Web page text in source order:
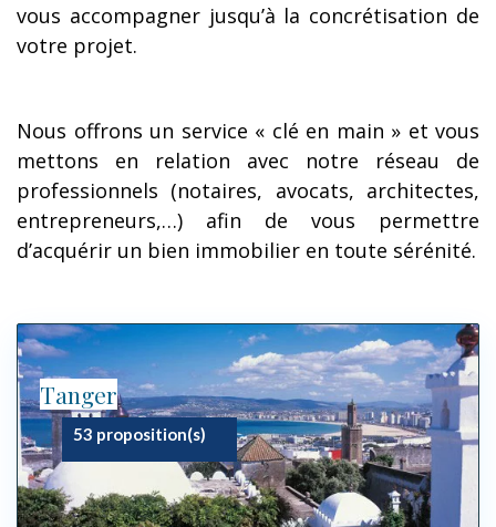
vous accompagner jusqu’à la concrétisation de
votre projet.
Nous offrons un service « clé en main » et vous
mettons en relation avec notre réseau de
professionnels (notaires, avocats, architectes,
entrepreneurs,…) afin de vous permettre
d’acquérir un bien immobilier en toute sérénité.
Tanger
53 proposition(s)